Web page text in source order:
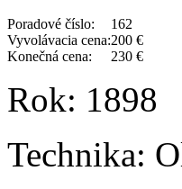
Poradové číslo:
162
Vyvolávacia cena:200 €
Konečná cena:
230 €
Rok: 1898
Technika: